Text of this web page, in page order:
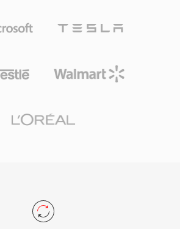
หมุนเวียนอยู่ในปัจจุบัน
มเบาแม้บนฮาร์ดแวร์เก่า โครงสร้าง
เมทาดาทา ID3v1, ID3v2 และ
รรองรับฮาร์ดแวร์ปรากฏในเครื่อง
งโอเพนซอร์สเผยแพร่ภายใต้สัญญา
ามเรียบง่ายและการบีบอัดที่โปร่งใส